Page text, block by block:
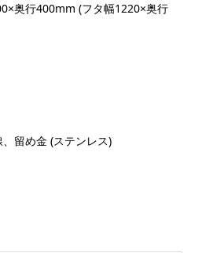
奥行400mm (フタ幅1220×奥行
留め金 (ステンレス)